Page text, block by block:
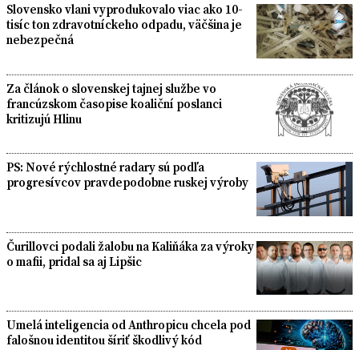
Slovensko vlani vyprodukovalo viac ako 10-
tisíc ton zdravotníckeho odpadu, väčšina je
nebezpečná
Za článok o slovenskej tajnej službe vo
francúzskom časopise koaliční poslanci
kritizujú Hlinu
PS: Nové rýchlostné radary sú podľa
progresívcov pravdepodobne ruskej výroby
Čurillovci podali žalobu na Kaliňáka za výroky
o mafii, pridal sa aj Lipšic
Umelá inteligencia od Anthropicu chcela pod
falošnou identitou šíriť škodlivý kód